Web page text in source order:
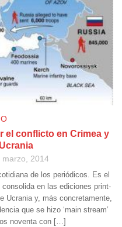
el conflicto en Crimea y
marzo, 2014
de los periódicos. Es el
en las ediciones print-
Ucrania y, más concretamente,
que se hizo ‘main stream’
noventa con […]